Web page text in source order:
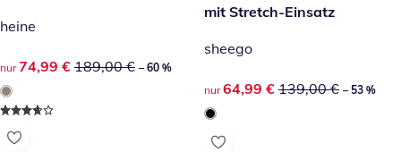
heine
reduzierter Preis 74,99 €, vorheriger Preis: 189,00 €
nur 74,99 € 189,00 € – 60 %
mit Stretch-Einsatz
sheego
reduzierter Preis 64,99 €,
nur 64,99 € 139,00 € – 53 %